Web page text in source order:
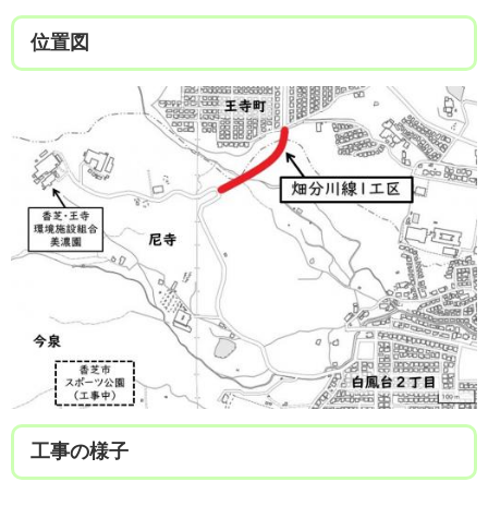
位置図
工事の様子